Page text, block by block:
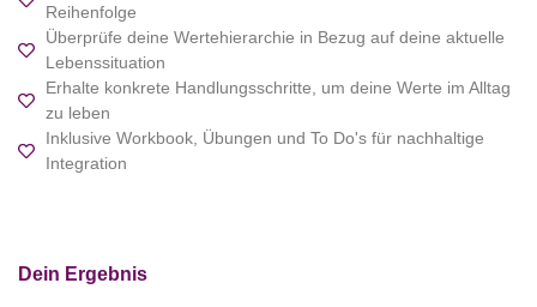
Reihenfolge
Überprüfe deine Wertehierarchie in Bezug auf deine aktuelle
Lebenssituation
Erhalte konkrete Handlungsschritte, um deine Werte im Alltag
zu leben
Inklusive Workbook, Übungen und To Do's für nachhaltige
Integration
Dein Ergebnis